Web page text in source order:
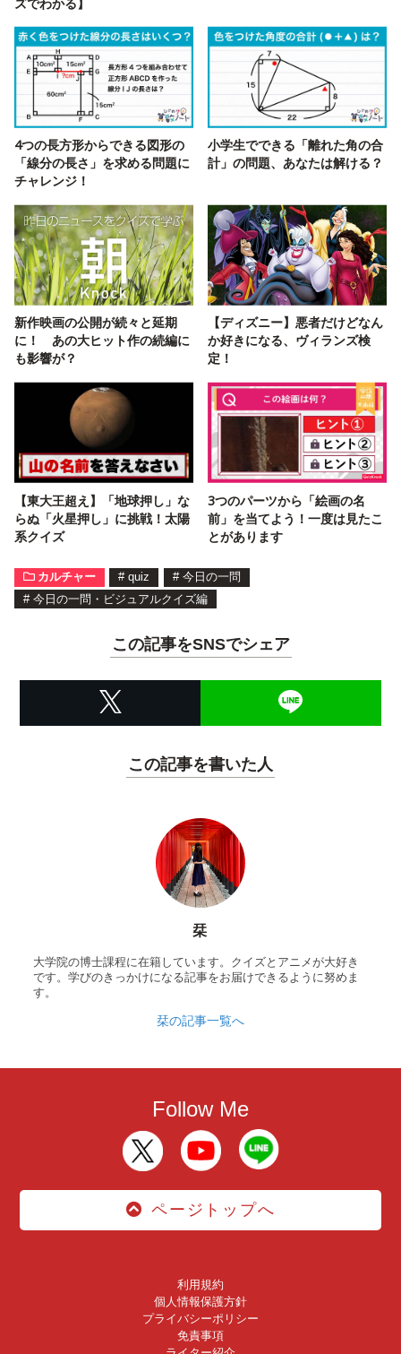
4つの長方形からできる図形の
「線分の長さ」を求める問題に
チャレンジ！
小学生でできる「離れた角の合
計」の問題、あなたは解ける？
新作映画の公開が続々と延期
に！ あの大ヒット作の続編に
も影響が？
【ディズニー】悪者だけどなん
か好きになる、ヴィランズ検
定！
【東大王超え】「地球押し」な
らぬ「火星押し」に挑戦！太陽
系クイズ
3つのパーツから「絵画の名
前」を当てよう！一度は見たこ
とがあります
カルチャー # quiz # 今日の一問
# 今日の一問・ビジュアルクイズ編
この記事をSNSでシェア
この記事を書いた人
栞
大学院の博士課程に在籍しています。クイズとアニメが大好き
です。学びのきっかけになる記事をお届けできるように努めま
す。
栞の記事一覧へ
Follow Me
ページトップへ
利用規約
個人情報保護方針
プライバシーポリシー
免責事項